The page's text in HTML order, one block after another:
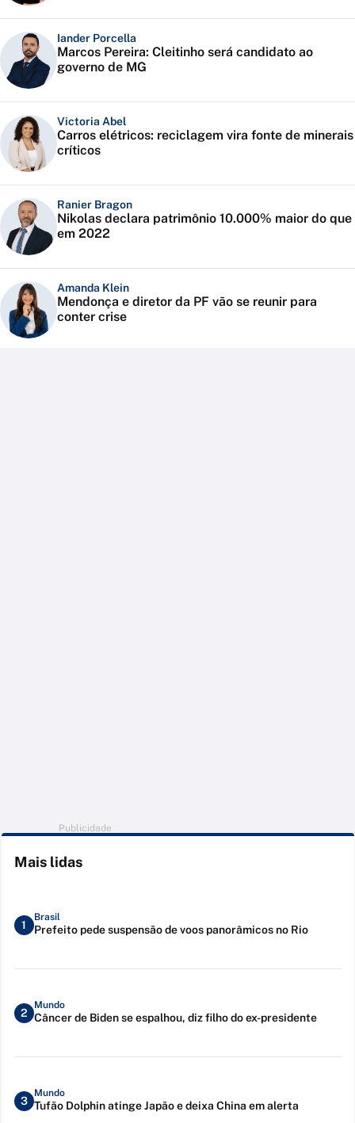
Iander Porcella
Marcos Pereira: Cleitinho será candidato ao
governo de MG
Victoria Abel
Carros elétricos: reciclagem vira fonte de minerais
críticos
Ranier Bragon
Nikolas declara patrimônio 10.000% maior do que
em 2022
Amanda Klein
Mendonça e diretor da PF vão se reunir para
conter crise
Publicidade
Mais lidas
1
Brasil
Prefeito pede suspensão de voos panorâmicos no Rio
2
Mundo
Câncer de Biden se espalhou, diz filho do ex-presidente
3
Mundo
Tufão Dolphin atinge Japão e deixa China em alerta